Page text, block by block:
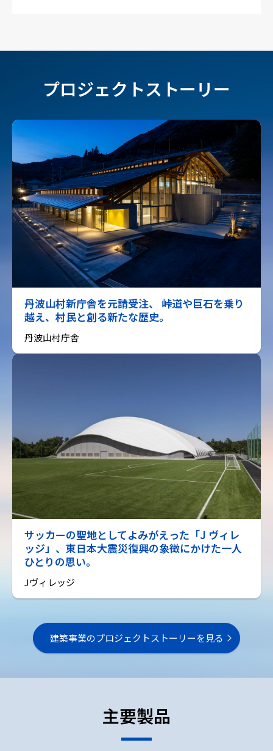
プロジェクトストーリー
丹波山村新庁舎を元請受注、 峠道や巨石を乗り
越え、村民と創る新たな歴史。
丹波山村庁舎
サッカーの聖地としてよみがえった「J ヴィレ
ッジ」、東日本大震災復興の象徴にかけた一人
ひとりの思い。
Jヴィレッジ
建築事業のプロジェクトストーリーを見る
主要製品